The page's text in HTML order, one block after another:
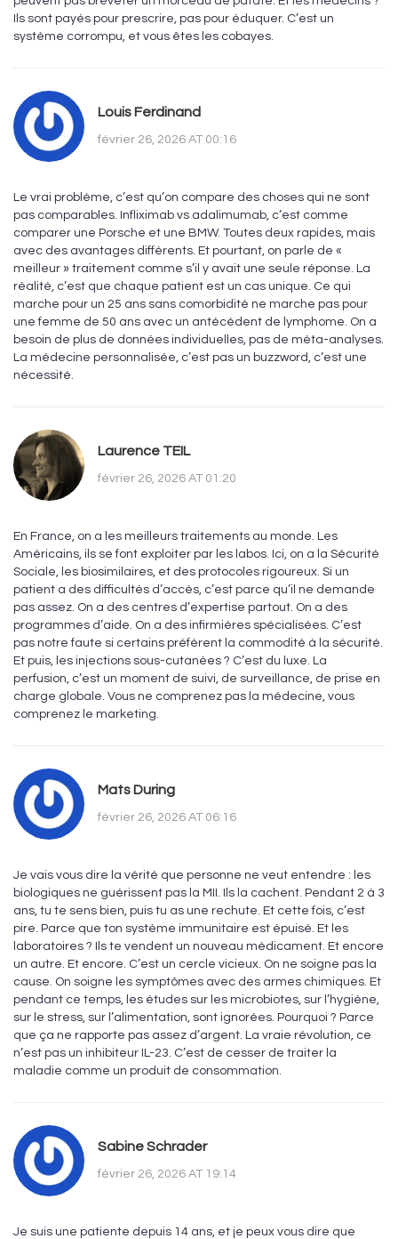
Ils sont payés pour prescrire, pas pour éduquer. C’est un
système corrompu, et vous êtes les cobayes.
Louis Ferdinand
février 26, 2026 AT 00:16
Le vrai problème, c’est qu’on compare des choses qui ne sont
pas comparables. Infliximab vs adalimumab, c’est comme
comparer une Porsche et une BMW. Toutes deux rapides, mais
avec des avantages différents. Et pourtant, on parle de «
meilleur » traitement comme s’il y avait une seule réponse. La
réalité, c’est que chaque patient est un cas unique. Ce qui
marche pour un 25 ans sans comorbidité ne marche pas pour
une femme de 50 ans avec un antécédent de lymphome. On a
besoin de plus de données individuelles, pas de méta-analyses.
La médecine personnalisée, c’est pas un buzzword, c’est une
nécessité.
Laurence TEIL
février 26, 2026 AT 01:20
En France, on a les meilleurs traitements au monde. Les
Américains, ils se font exploiter par les labos. Ici, on a la Sécurité
Sociale, les biosimilaires, et des protocoles rigoureux. Si un
patient a des difficultés d’accès, c’est parce qu’il ne demande
pas assez. On a des centres d’expertise partout. On a des
programmes d’aide. On a des infirmières spécialisées. C’est
pas notre faute si certains préfèrent la commodité à la sécurité.
Et puis, les injections sous-cutanées ? C’est du luxe. La
perfusion, c’est un moment de suivi, de surveillance, de prise en
charge globale. Vous ne comprenez pas la médecine, vous
comprenez le marketing.
Mats During
février 26, 2026 AT 06:16
Je vais vous dire la vérité que personne ne veut entendre : les
biologiques ne guérissent pas la MII. Ils la cachent. Pendant 2 à 3
ans, tu te sens bien, puis tu as une rechute. Et cette fois, c’est
pire. Parce que ton système immunitaire est épuisé. Et les
laboratoires ? Ils te vendent un nouveau médicament. Et encore
un autre. Et encore. C’est un cercle vicieux. On ne soigne pas la
cause. On soigne les symptômes avec des armes chimiques. Et
pendant ce temps, les études sur les microbiotes, sur l’hygiène,
sur le stress, sur l’alimentation, sont ignorées. Pourquoi ? Parce
que ça ne rapporte pas assez d’argent. La vraie révolution, ce
n’est pas un inhibiteur IL-23. C’est de cesser de traiter la
maladie comme un produit de consommation.
Sabine Schrader
février 26, 2026 AT 19:14
Je suis une patiente depuis 14 ans, et je peux vous dire que